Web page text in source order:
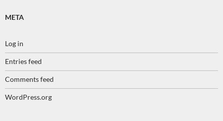
META
Log in
Entries feed
Comments feed
WordPress.org